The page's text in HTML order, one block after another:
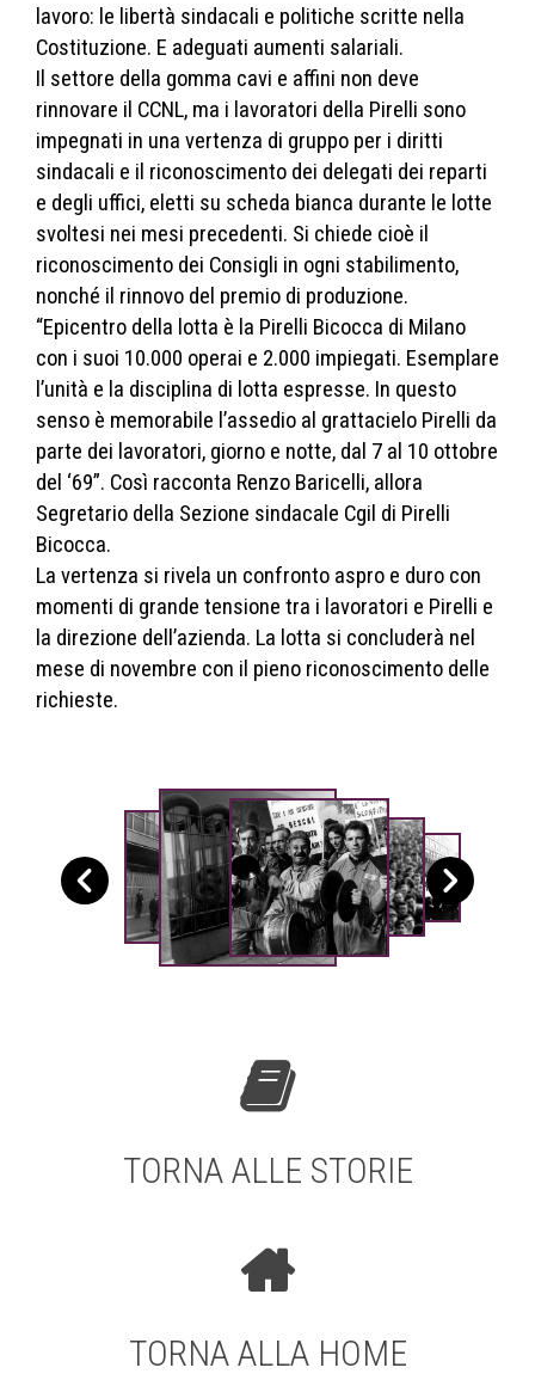
lavoro: le libertà sindacali e politiche scritte nella
Costituzione. E adeguati aumenti salariali.
Il settore della gomma cavi e affini non deve
rinnovare il CCNL, ma i lavoratori della Pirelli sono
impegnati in una vertenza di gruppo per i diritti
sindacali e il riconoscimento dei delegati dei reparti
e degli uffici, eletti su scheda bianca durante le lotte
svoltesi nei mesi precedenti. Si chiede cioè il
riconoscimento dei Consigli in ogni stabilimento,
nonché il rinnovo del premio di produzione.
“Epicentro della lotta è la Pirelli Bicocca di Milano
con i suoi 10.000 operai e 2.000 impiegati. Esemplare
l’unità e la disciplina di lotta espresse. In questo
senso è memorabile l’assedio al grattacielo Pirelli da
parte dei lavoratori, giorno e notte, dal 7 al 10 ottobre
del ‘69”. Così racconta Renzo Baricelli, allora
Segretario della Sezione sindacale Cgil di Pirelli
Bicocca.
La vertenza si rivela un confronto aspro e duro con
momenti di grande tensione tra i lavoratori e Pirelli e
la direzione dell’azienda. La lotta si concluderà nel
mese di novembre con il pieno riconoscimento delle
richieste.
TORNA ALLE STORIE
TORNA ALLA HOME